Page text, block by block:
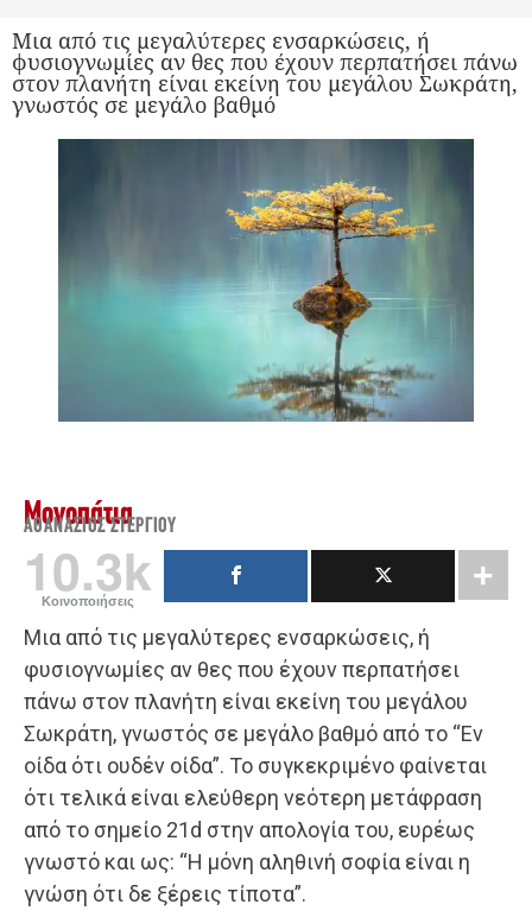
Μια από τις μεγαλύτερες ενσαρκώσεις, ή
φυσιογνωμίες αν θες που έχουν περπατήσει πάνω
στον πλανήτη είναι εκείνη του μεγάλου Σωκράτη,
γνωστός σε μεγάλο βαθμό
Μονοπάτια
ΑΘΑΝΆΣΙΟΣ ΣΤΕΡΓΊΟΥ
10.3k
Κοινοποιήσεις
Μια από τις μεγαλύτερες ενσαρκώσεις, ή
φυσιογνωμίες αν θες που έχουν περπατήσει
πάνω στον πλανήτη είναι εκείνη του μεγάλου
Σωκράτη, γνωστός σε μεγάλο βαθμό από το “Εν
οίδα ότι ουδέν οίδα”. Το συγκεκριμένο φαίνεται
ότι τελικά είναι ελεύθερη νεότερη μετάφραση
από το σημείο 21d στην απολογία του, ευρέως
γνωστό και ως: “Η μόνη αληθινή σοφία είναι η
γνώση ότι δε ξέρεις τίποτα”.